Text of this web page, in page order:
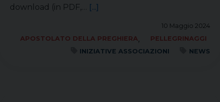
download (in PDF,… [...]
10 Maggio 2024
APOSTOLATO DELLA PREGHIERA,
PELLEGRINAGGI
INIZIATIVE ASSOCIAZIONI
NEWS